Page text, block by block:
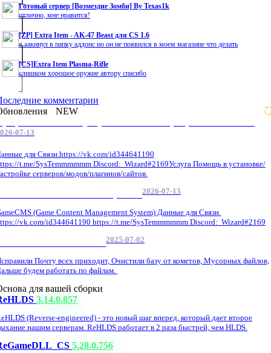
Готовый сервер [Возмездие Зомби] By Texas1k
отлично, мне нравится!
[ZP] Extra Item - AK-47 Beast для CS 1.6
я закинул в папку аддонс но он не появился в моем магазине что делать
[CS]Extra Item Plasma-Rifle
слишком хорошое оружие автору спасибо
комментарии
NEW
07-13
для Связи.https://vk.com/id344641190
t.me/SysTemmmmmm Discord: Wizard#2169Услуга Помощь в установке/
серверов/модов/плагинов/сайтов.
2026-07-13
(Game Content Management System) Данные для Связи.
vk.com/id344641190 https://t.me/SysTemmmmmm Discord: Wizard#2169
2025-07-02
Почту всех приходит, Очистили базу от кометов, Мусорных файлов,
будем работать по файлам.
для вашей сборки
3.14.0.857
(Reverse-engineered) - это новый шаг вперед, который дает второе
нашим серверам. ReHLDS работает в 2 раза быстрей, чем HLDS.
5.28.0.756